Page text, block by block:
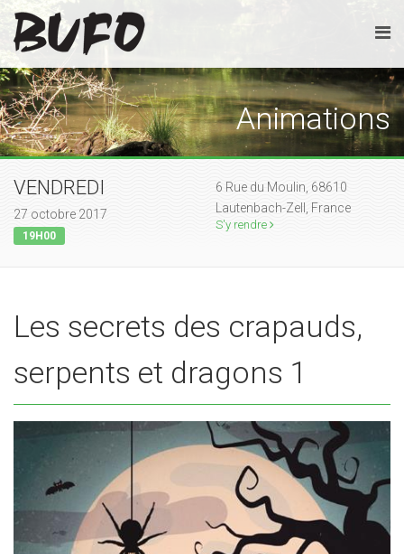
Animations
VENDREDI
27 octobre 2017
19H00
6 Rue du Moulin, 68610
Lautenbach-Zell, France
S'y rendre
Les secrets des crapauds,
serpents et dragons 1